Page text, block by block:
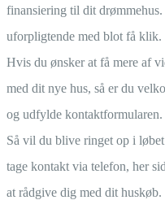
finansiering til dit
uforpligtende med blot få klik.
Hvis du ønsker at få mere af
med dit nye hus, så er du
og udfylde kontaktformularen.
Så vil du blive ringet op i
tage kontakt via telefon, her
at rådgive dig med dit huskøb.